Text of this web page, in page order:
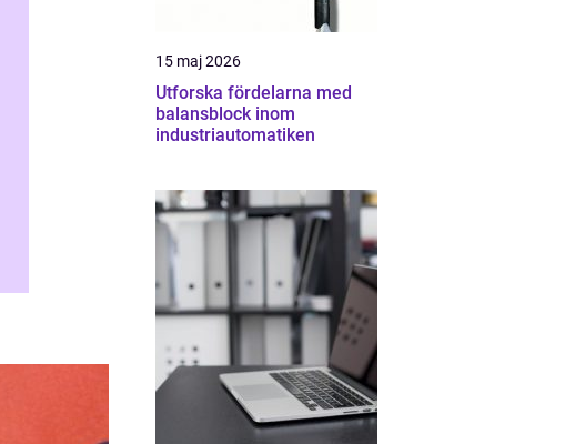
15 maj 2026
Utforska fördelarna med
balansblock inom
industriautomatiken